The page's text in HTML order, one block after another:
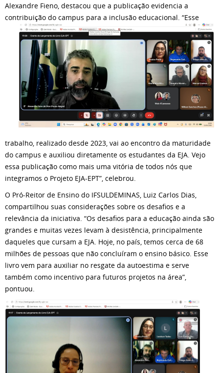
Alexandre Fieno, destacou que a publicação evidencia a
contribuição do campus para a inclusão educacional. “Esse
trabalho, realizado desde 2023, vai ao encontro da maturidade
do campus e auxiliou diretamente os estudantes da EJA. Vejo
essa publicação como mais uma vitória de todos nós que
integramos o Projeto EJA-EPT”, celebrou.
O Pró-Reitor de Ensino do IFSULDEMINAS, Luiz Carlos Dias,
compartilhou suas considerações sobre os desafios e a
relevância da iniciativa. “Os desafios para a educação ainda são
grandes e muitas vezes levam à desistência, principalmente
daqueles que cursam a EJA. Hoje, no país, temos cerca de 68
milhões de pessoas que não concluíram o ensino básico. Esse
livro vem para auxiliar no resgate da autoestima e serve
também como incentivo para futuros projetos na área”,
pontuou.